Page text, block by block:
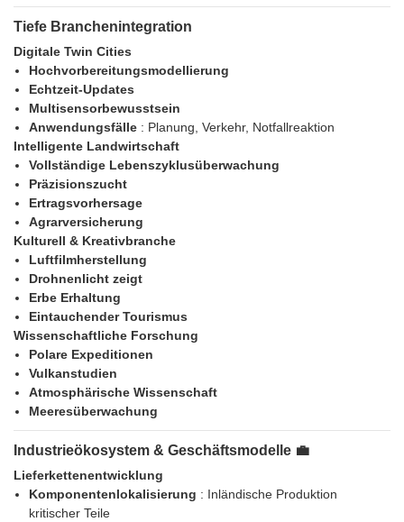
Tiefe Branchenintegration
Digitale Twin Cities
Hochvorbereitungsmodellierung
Echtzeit-Updates
Multisensorbewusstsein
Anwendungsfälle : Planung, Verkehr, Notfallreaktion
Intelligente Landwirtschaft
Vollständige Lebenszyklusüberwachung
Präzisionszucht
Ertragsvorhersage
Agrarversicherung
Kulturell & Kreativbranche
Luftfilmherstellung
Drohnenlicht zeigt
Erbe Erhaltung
Eintauchender Tourismus
Wissenschaftliche Forschung
Polare Expeditionen
Vulkanstudien
Atmosphärische Wissenschaft
Meeresüberwachung
Industrieökosystem & Geschäftsmodelle 💼
Lieferkettenentwicklung
Komponentenlokalisierung : Inländische Produktion
kritischer Teile